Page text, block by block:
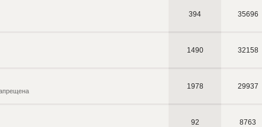
394 35696
1490 32158
1978 29937
92 8763